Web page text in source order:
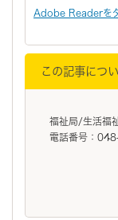
Adobe Readerを
この記事につ
福祉局/生活福
電話番号：